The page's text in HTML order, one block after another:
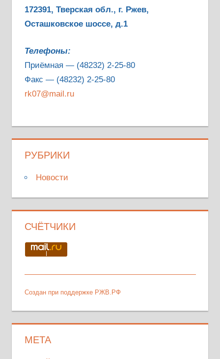
172391, Тверская обл., г. Ржев,
Осташковское шоссе, д.1
Телефоны:
Приёмная — (48232) 2-25-80
Факс — (48232) 2-25-80
rk07@mail.ru
РУБРИКИ
Новости
СЧЁТЧИКИ
Создан при поддержке РЖВ.РФ
МЕТА